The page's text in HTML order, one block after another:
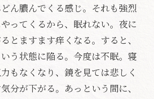
ん膿んでくる感じ。それも強烈
ってくるから、眠れない。夜に
とますます痒くなる。すると、
う状態に陥る。今度は不眠。寝
もなくなり、鏡を見ては悲しく
分が下がる。あっという間に、